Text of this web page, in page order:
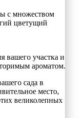
с множеством
цветущий
вашего участка и
ароматом.
сада в
место,
великолепных